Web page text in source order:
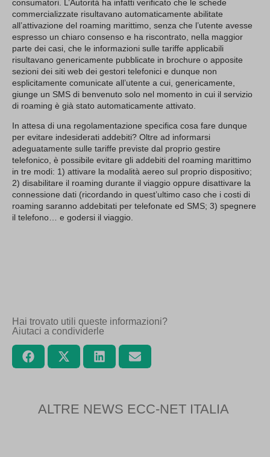
consumatori. L’Autorità ha infatti verificato che le schede
commercializzate risultavano automaticamente abilitate
all’attivazione del roaming marittimo, senza che l’utente avesse
espresso un chiaro consenso e ha riscontrato, nella maggior
parte dei casi, che le informazioni sulle tariffe applicabili
risultavano genericamente pubblicate in brochure o apposite
sezioni dei siti web dei gestori telefonici e dunque non
esplicitamente comunicate all’utente a cui, genericamente,
giunge un SMS di benvenuto solo nel momento in cui il servizio
di roaming è già stato automaticamente attivato.
In attesa di una regolamentazione specifica cosa fare dunque
per evitare indesiderati addebiti? Oltre ad informarsi
adeguatamente sulle tariffe previste dal proprio gestire
telefonico, è possibile evitare gli addebiti del roaming marittimo
in tre modi: 1) attivare la modalità aereo sul proprio dispositivo;
2) disabilitare il roaming durante il viaggio oppure disattivare la
connessione dati (ricordando in quest’ultimo caso che i costi di
roaming saranno addebitati per telefonate ed SMS; 3) spegnere
il telefono… e godersi il viaggio.
Hai trovato utili queste informazioni?
Aiutaci a condividerle
ALTRE NEWS ECC-NET ITALIA